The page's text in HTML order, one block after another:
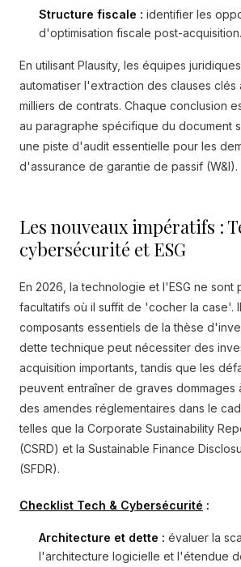
Structure fiscale : identifier les
d'optimisation fiscale post-acquisition.
En utilisant Plausity, les équipes
automatiser l'extraction des clauses clés
milliers de contrats. Chaque conclusion
au paragraphe spécifique du document
une piste d'audit essentielle pour les
d'assurance de garantie de passif (W&I).
Les nouveaux impératifs :
cybersécurité et ESG
En 2026, la technologie et l'ESG ne sont
facultatifs où il suffit de 'cocher la case'.
composants essentiels de la thèse
dette technique peut nécessiter des
acquisition importants, tandis que les
peuvent entraîner de graves dommages
des amendes réglementaires dans le
telles que la Corporate Sustainability
(CSRD) et la Sustainable Finance
(SFDR).
Checklist Tech & Cybersécurité :
Architecture et dette : évaluer la
l'architecture logicielle et l'étendue